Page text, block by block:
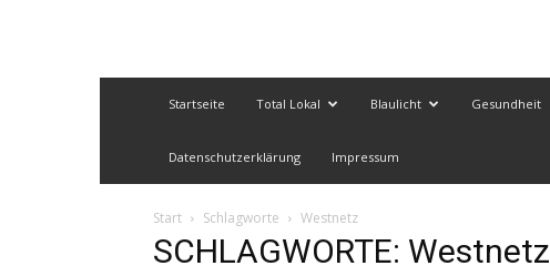
Startseite Total Lokal Blaulicht Gesundheit
Datenschutzerklärung Impressum
Start Schlagworte Westnetz
SCHLAGWORTE: Westnetz